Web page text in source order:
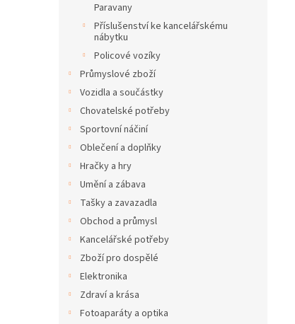
Paravany
Příslušenství ke kancelářskému
nábytku
Policové vozíky
Průmyslové zboží
Vozidla a součástky
Chovatelské potřeby
Sportovní náčiní
Oblečení a doplňky
Hračky a hry
Umění a zábava
Tašky a zavazadla
Obchod a průmysl
Kancelářské potřeby
Zboží pro dospělé
Elektronika
Zdraví a krása
Fotoaparáty a optika